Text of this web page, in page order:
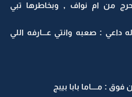
من ام نواف , وبخاطرها تبي
: صعبه وانتي عـــارفه اللي
: مــــاما بابا بيبج